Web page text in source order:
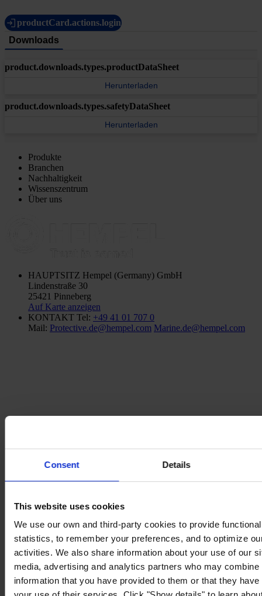
Consent Details
This website uses cookies
We use our own and third-party cookies to provide
statistics, to remember your preferences, and to optimize
activities. We also share information about your use of our
media, advertising and analytics partners who may combine
information that you have provided to them or that they
productCard.actions.login
Downloads
product.downloads.types.productDataSheet
Herunterladen
product.downloads.types.safetyDataSheet
Herunterladen
Produkte
Branchen
Nachhaltigkeit
Wissenszentrum
Über uns
HAUPTSITZ Hempel (Germany) GmbH
Lindenstraße 30
25421 Pinneberg
Auf Karte anzeigen
KONTAKT Tel: +49 41 01 707 0
Mail: Protective.de@hempel.com Marine.de@hempel.com